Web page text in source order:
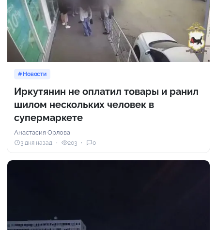
Новости
Иркутянин не оплатил товары и ранил
шилом нескольких человек в
супермаркете
Анастасия Орлова
3 дня назад 203 0